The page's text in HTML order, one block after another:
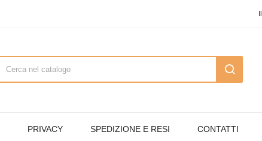
PRIVACY SPEDIZIONE E RESI CONTATTI